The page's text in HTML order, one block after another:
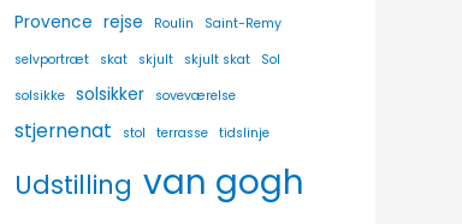
Provence rejse Roulin
Saint-Remy
selvportræt
skat skjult skjult skat
Sol
solsikke solsikker soveværelse
stjernenat stol terrasse tidslinje
Udstilling van gogh